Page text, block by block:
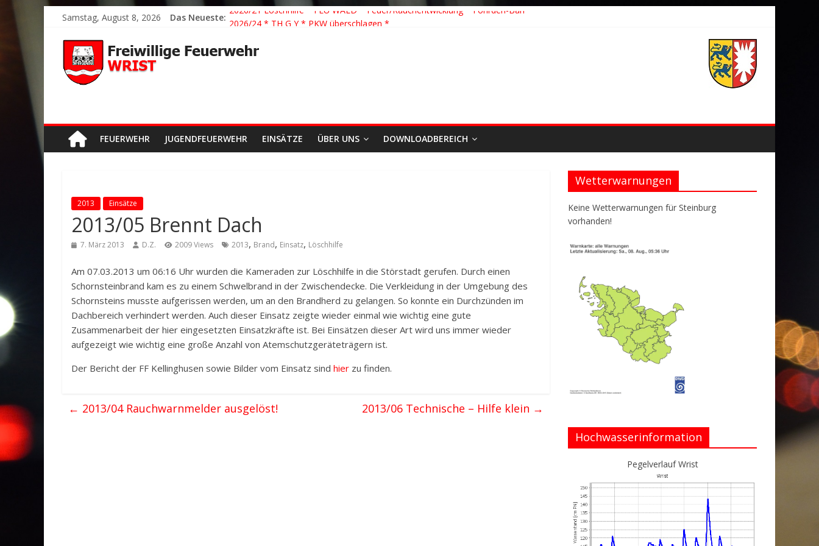
Samstag, August 8, 2026 Das Neueste: 2026/21 Löschhilfe * FEU WALD * Feuer/Rauchentwicklung * Föhrden-Barl *
2026/23 TH K Y * Person in festsitzendem Aufzug *
2026/22 TH Y * VU * 1 Person klemmt * Hingstheide
FEUERWEHR JUGENDFEUERWEHR EINSÄTZE ÜBER UNS DOWNLOADBEREICH
2013 Einsätze
2013/05 Brennt Dach
7. März 2013 D.Z. 2009 Views 2013, Brand, Einsatz, Löschhilfe
Am 07.03.2013 um 06:16 Uhr wurden die Kameraden zur Löschhilfe in die Störstadt gerufen. Durch einen
Schornsteinbrand kam es zu einem Schwelbrand in der Zwischendecke. Die Verkleidung in der Umgebung des
Schornsteins musste aufgerissen werden, um an den Brandherd zu gelangen. So konnte ein Durchzünden im
Dachbereich verhindert werden. Auch dieser Einsatz zeigte wieder einmal wie wichtig eine gute
Zusammenarbeit der hier eingesetzten Einsatzkräfte ist. Bei Einsätzen dieser Art wird uns immer wieder
aufgezeigt wie wichtig eine große Anzahl von Atemschutzgeräteträgern ist.
Der Bericht der FF Kellinghusen sowie Bilder vom Einsatz sind hier zu finden.
← 2013/04 Rauchwarnmelder ausgelöst! 2013/06 Technische – Hilfe klein →
Wetterwarnungen
Keine Wetterwarnungen für Steinburg
vorhanden!
Hochwasserinformation
Pegelverlauf Wrist